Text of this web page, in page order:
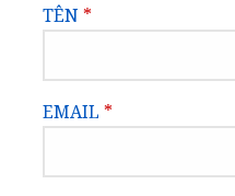
TÊN *
EMAIL *